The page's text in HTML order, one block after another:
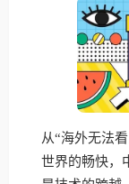
从“海外无法
世界的畅快，